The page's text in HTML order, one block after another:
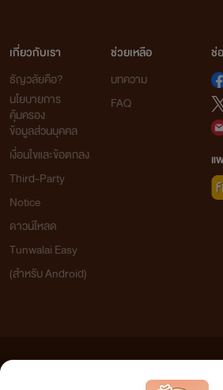
เกี่ยวกับเรา
ธัญวลัยคือ?
นโยบายการ
คุ้มครอง
ข้อมูลส่วนบุคคล
เงื่อนไขและข้อตกลง
Third-Party
Notice
ดาวน์โหลด
Tunwalai Easy
(สำหรับ Android)
ช่วยเหลือ
บทความ
FAQ
ช่
แ
เว็บไซต์แห่งนี้ไม่ได้เห็นด้วยและไม่ขอรับผิดชอบต่อข้อความใดๆ ทั้